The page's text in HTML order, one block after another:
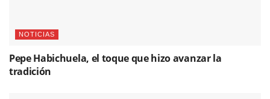
NOTICIAS
Pepe Habichuela, el toque que hizo avanzar la
tradición